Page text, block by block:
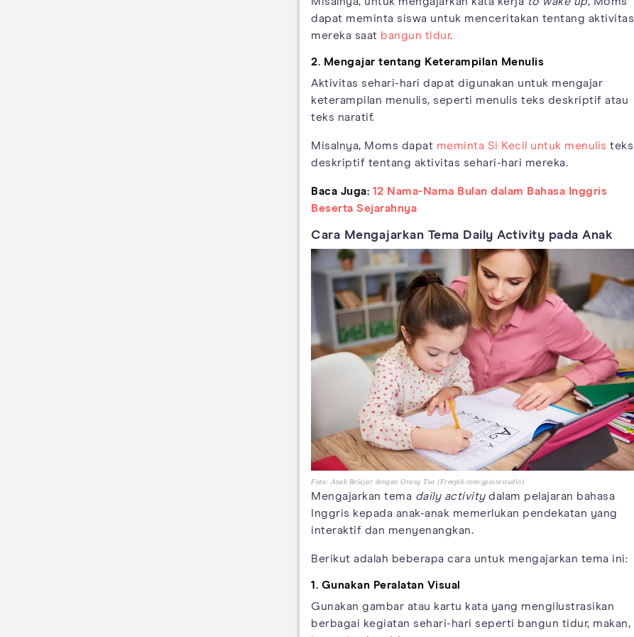
dapat meminta siswa untuk menceritakan tentang aktivitas
mereka saat bangun tidur.
2. Mengajar tentang Keterampilan Menulis
Aktivitas sehari-hari dapat digunakan untuk mengajar
keterampilan menulis, seperti menulis teks deskriptif atau
teks naratif.
Misalnya, Moms dapat meminta Si Kecil untuk menulis teks
deskriptif tentang aktivitas sehari-hari mereka.
Baca Juga: 12 Nama-Nama Bulan dalam Bahasa Inggris
Beserta Sejarahnya
Cara Mengajarkan Tema Daily Activity pada Anak
Foto: Anak Belajar dengan Orang Tua (Freepik.com/gpointstudio)
Mengajarkan tema daily activitydalam pelajaran bahasa
Inggris kepada anak-anak memerlukan pendekatan yang
interaktif dan menyenangkan.
Berikut adalah beberapa cara untuk mengajarkan tema ini:
1. Gunakan Peralatan Visual
Gunakan gambar atau kartu kata yang mengilustrasikan
berbagai kegiatan sehari-hari seperti bangun tidur, makan,